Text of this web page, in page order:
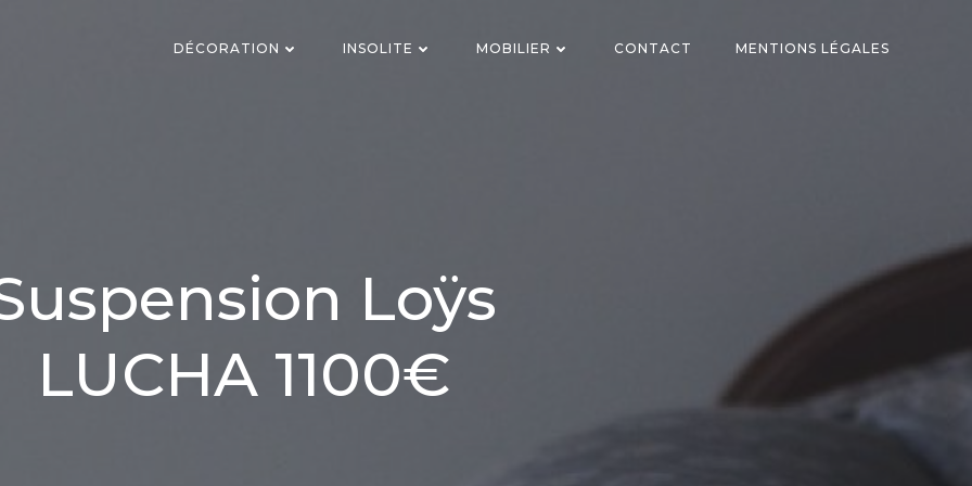
DÉCORATION INSOLITE MOBILIER CONTACT MENTIONS LÉGALES
Loÿs
LUCHA 1100€